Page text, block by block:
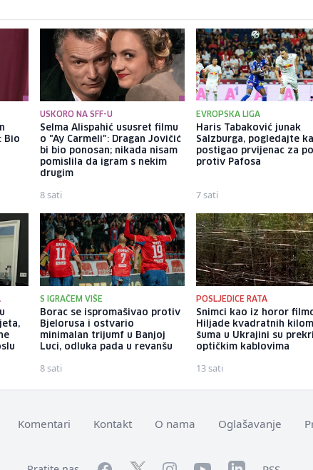
Bio
USKORO NA SFF-U
Selma Alispahić ususret filmu
o "Ay Carmeli": Dragan Jovičić
bi bio ponosan; nikada nisam
pomislila da igram s nekim
drugim
8 sati
EVROPSKA LIGA
Haris Tabaković junak
Salzburga, pogledajte
postigao prvijenac za
protiv Pafosa
7 sati
S IGRAČEM VIŠE
Borac se ispromašivao protiv
Bjelorusa i ostvario
minimalan trijumf u Banjoj
Luci, odluka pada u revanšu
8 sati
POSLJEDICE RATA
Snimci kao iz horor
Hiljade kvadratnih
šuma u Ukrajini su
optičkim kablovima
13 sati
Komentari Kontakt O nama Oglašavanje